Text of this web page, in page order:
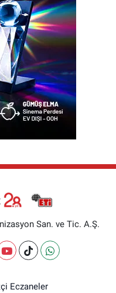
San. ve Tic. A.Ş.
Eczaneler